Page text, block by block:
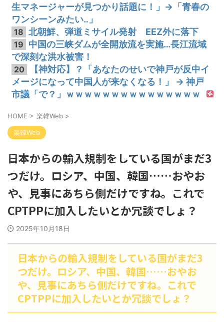
生マネージャーが見つかり話題に！」→「青春の
ワンシーンみたい‥」
18 北朝鮮、弾道ミサイル発射 EEZ外に落下
19 中国の三峡ダムが全開放流を実施…長江流域
で深刻な洪水被害！
20
【神対応】？「あなたのせいで神戸が反中イ
メージになって中国人が来なくなる！」 → 神戸
市議「で？」ｗｗｗｗｗｗｗｗｗｗｗｗｗｗｗ
HOME > 楽韓Web >
楽韓Web
日本からの輸入規制をしている国がまだ3
つだけ。ロシア、中国、韓国……おやお
や、見事にあちら側だけですね。これで
CPTPPに加入したいとか冗談でしょ？
2025年10月18日
日本からの輸入規制をしている国がまだ3
つだけ。ロシア、中国、韓国……おやお
や、見事にあちら側だけですね。これで
CPTPPに加入したいとか冗談でしょ？